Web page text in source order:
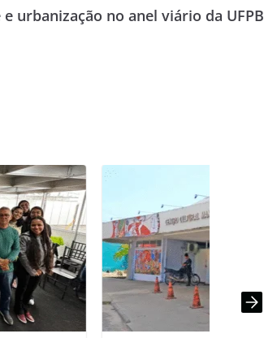
urbanização no anel viário da UFPB